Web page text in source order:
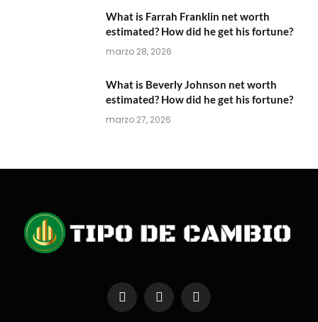
What is Farrah Franklin net worth
estimated? How did he get his fortune?
marzo 28, 2026
What is Beverly Johnson net worth
estimated? How did he get his fortune?
marzo 27, 2026
FacebookX
Instagram